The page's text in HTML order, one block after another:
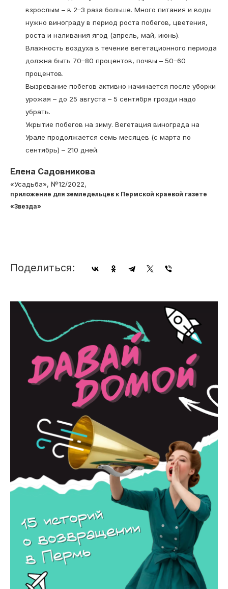
взрослым – в 2–3 раза больше. Много питания и воды
нужно винограду в период роста побегов, цветения,
роста и наливания ягод (апрель, май, июнь).
Влажность воздуха в течение вегетационного периода
должна быть 70–80 процентов, почвы – 50–60
процентов.
Вызревание побегов активно начинается после уборки
урожая – до 25 августа – 5 сентября грозди надо
убрать.
Укрытие побегов на зиму. Вегетация винограда на
Урале продолжается семь месяцев (с марта по
сентябрь) – 210 дней.
Елена Садовникова
«Усадьба», №12/2022,
приложение для земледельцев к Пермской краевой газете
«Звезда»
Поделиться: